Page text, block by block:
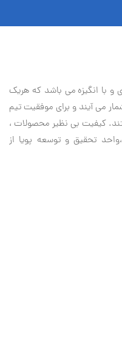
با انگیزه می باشد که هریک
می آیند و برای موفقیت تيم
کیفیت بی نظير محصولات ،
،واحد تحقیق و توسعه پویا از